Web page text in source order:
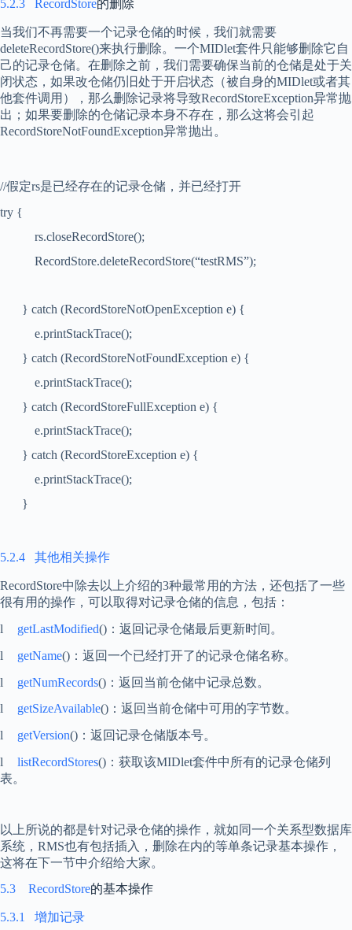
5.2.3 RecordStore的删除
当我们不再需要一个记录仓储的时候，我们就需要
deleteRecordStore()来执行删除。一个MIDlet套件只能够删除它自
己的记录仓储。在删除之前，我们需要确保当前的仓储是处于关
闭状态，如果改仓储仍旧处于开启状态（被自身的MIDlet或者其
他套件调用），那么删除记录将导致RecordStoreException异常抛
出；如果要删除的仓储记录本身不存在，那么这将会引起
RecordStoreNotFoundException异常抛出。
//假定rs是已经存在的记录仓储，并已经打开
try {
rs.closeRecordStore();
RecordStore.deleteRecordStore(“testRMS”);
} catch (RecordStoreNotOpenException e) {
e.printStackTrace();
} catch (RecordStoreNotFoundException e) {
e.printStackTrace();
} catch (RecordStoreFullException e) {
e.printStackTrace();
} catch (RecordStoreException e) {
e.printStackTrace();
}
5.2.4 其他相关操作
RecordStore中除去以上介绍的3种最常用的方法，还包括了一些
很有用的操作，可以取得对记录仓储的信息，包括：
l
getLastModified() ：返回记录仓储最后更新时间。
l
getName() ：返回一个已经打开了的记录仓储名称。
l
getNumRecords() ：返回当前仓储中记录总数。
l
getSizeAvailable() ：返回当前仓储中可用的字节数。
l
getVersion() ：返回记录仓储版本号。
l
listRecordStores() ：获取该MIDlet套件中所有的记录仓储列
表。
以上所说的都是针对记录仓储的操作，就如同一个关系型数据库
系统， RMS也有包括插入，删除在内的等单条记录基本操作，
这将在下一节中介绍给大家。
5.3
RecordStore的基本操作
5.3.1 增加记录